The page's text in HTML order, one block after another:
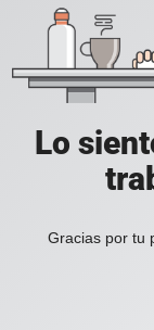
Lo
Gracias por tu